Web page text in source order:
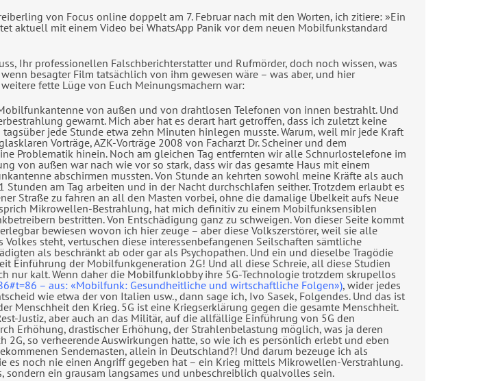
von Focus online doppelt am 7. Februar nach mit den Worten, ich zitiere: »Ein
aktuell mit einem Video bei WhatsApp Panik vor dem neuen Mobilfunkstandard
Ihr professionellen Falschberichterstatter und Rufmörder, doch noch wissen, was
besagter Film tatsächlich von ihm gewesen wäre – was aber, und hier
fette Lüge von Euch Meinungsmachern war:
von außen und von drahtlosen Telefonen von innen bestrahlt. Und
gewarnt. Mich aber hat es derart hart getroffen, dass ich zuletzt keine
jede Stunde etwa zehn Minuten hinlegen musste. Warum, weil mir jede Kraft
Vorträge, AZK-Vorträge 2008 von Facharzt Dr. Scheiner und dem
Problematik hinein. Noch am gleichen Tag entfernten wir alle Schnurlostelefone im
von außen war nach wie vor so stark, dass wir das gesamte Haus mit einem
abschirmen mussten. Von Stunde an kehrten sowohl meine Kräfte als auch
am Tag arbeiten und in der Nacht durchschlafen seither. Trotzdem erlaubt es
Straße zu fahren an all den Masten vorbei, ohne die damalige Übelkeit aufs Neue
Mikrowellen-Bestrahlung, hat mich definitiv zu einem Mobilfunksensiblen
bestritten. Von Entschädigung ganz zu schweigen. Von dieser Seite kommt
bewiesen wovon ich hier zeuge – aber diese Volkszerstörer, weil sie alle
steht, vertuschen diese interessenbefangenen Seilschaften sämtliche
als beschränkt ab oder gar als Psychopathen. Und ein und dieselbe Tragödie
Einführung der Mobilfunkgeneration 2G! Und all diese Schreie, all diese Studien
kalt. Wenn daher die Mobilfunklobby ihre 5G-Technologie trotzdem skrupellos
– aus: «Mobilfunk: Gesundheitliche und wirtschaftliche Folgen»), wider jedes
wie etwa der von Italien usw., dann sage ich, Ivo Sasek, Folgendes. Und das ist
Menschheit den Krieg. 5G ist eine Kriegserklärung gegen die gesamte Menschheit.
Justiz, aber auch an das Militär, auf die allfällige Einführung von 5G den
Erhöhung, drastischer Erhöhung, der Strahlenbelastung möglich, was ja deren
2G, so verheerende Auswirkungen hatte, so wie ich es persönlich erlebt und eben
Sendemasten, allein in Deutschland?! Und darum bezeuge ich als
noch nie einen Angriff gegeben hat – ein Krieg mittels Mikrowellen-Verstrahlung.
sondern ein grausam langsames und unbeschreiblich qualvolles sein.